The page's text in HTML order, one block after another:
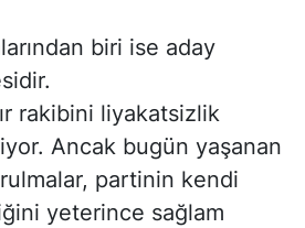
biri ise aday
rakibini liyakatsizlik
Ancak bugün yaşanan
partinin kendi
yeterince sağlam